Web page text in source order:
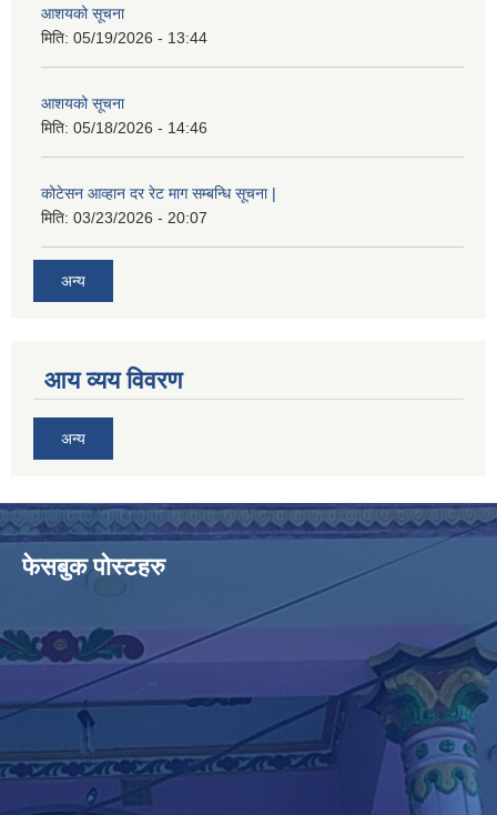
आशयको सूचना
मिति: 05/19/2026 - 13:44
आशयको सूचना
मिति: 05/18/2026 - 14:46
कोटेसन आव्हान दर रेट माग सम्बन्धि सूचना |
मिति: 03/23/2026 - 20:07
अन्य
आय व्यय विवरण
अन्य
फेसबुक पोस्टहरु